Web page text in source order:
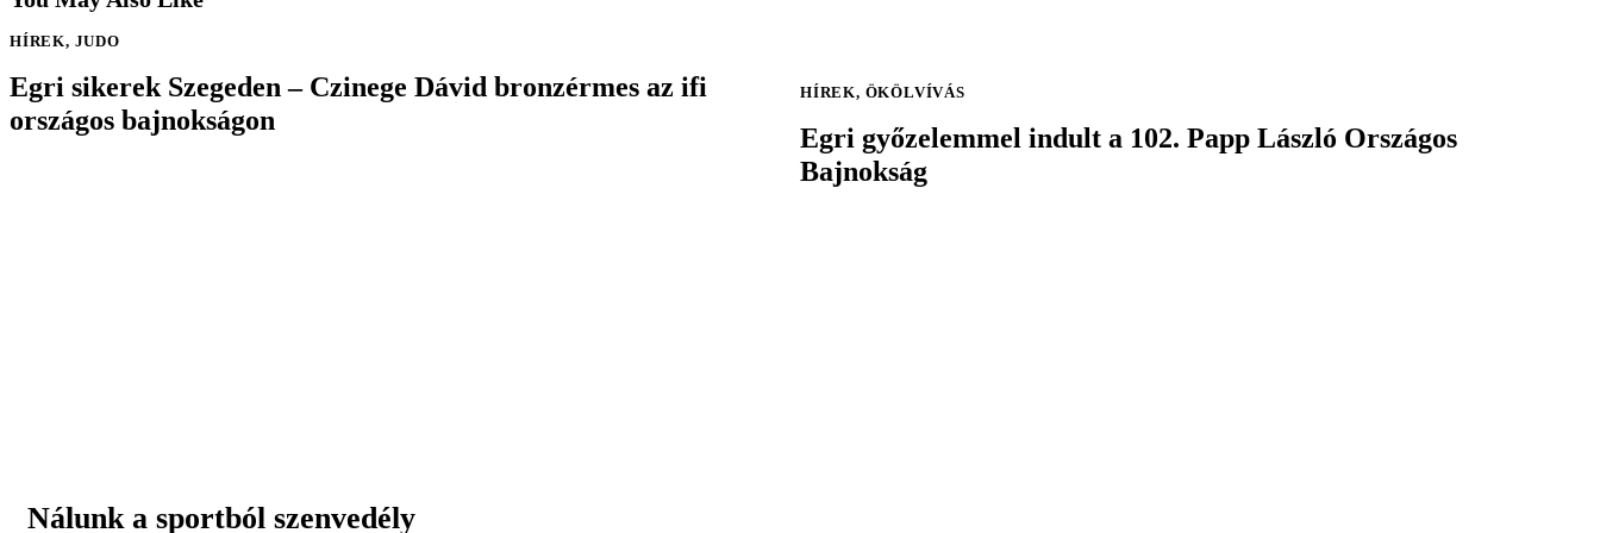
HÍREK, JUDO
Egri sikerek Szegeden – Czinege Dávid bronzérmes az ifi
országos bajnokságon
HÍREK, ÖKÖLVÍVÁS
Egri győzelemmel indult a 102. Papp László Országos
Bajnokság
Nálunk a sportból szenvedély